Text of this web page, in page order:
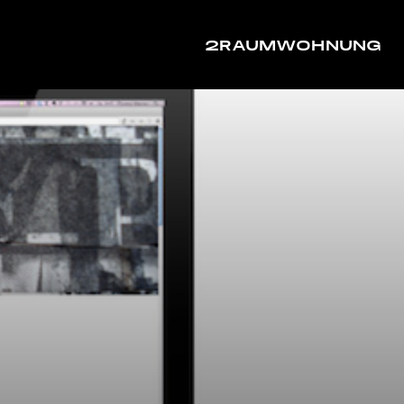
2RAUMWOHNUNG